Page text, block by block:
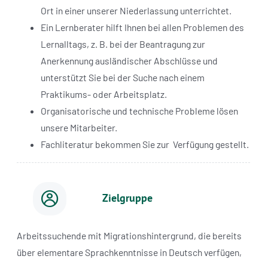
Ort in einer unserer Niederlassung unterrichtet.
Ein Lernberater hilft Ihnen bei allen Problemen des
Lernalltags, z. B. bei der Beantragung zur
Anerkennung ausländischer Abschlüsse und
unterstützt Sie bei der Suche nach einem
Praktikums- oder Arbeitsplatz.
Organisatorische und technische Probleme lösen
unsere Mitarbeiter.
Fachliteratur bekommen Sie zur Verfügung gestellt.
Zielgruppe
Arbeitssuchende mit Migrationshintergrund, die bereits
über elementare Sprachkenntnisse in Deutsch verfügen,